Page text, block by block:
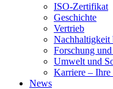
ISO-Zertifikat
Geschichte
Vertrieb
Nachhaltigkeit
Forschung
Umwelt und
Karriere – Ihre
News